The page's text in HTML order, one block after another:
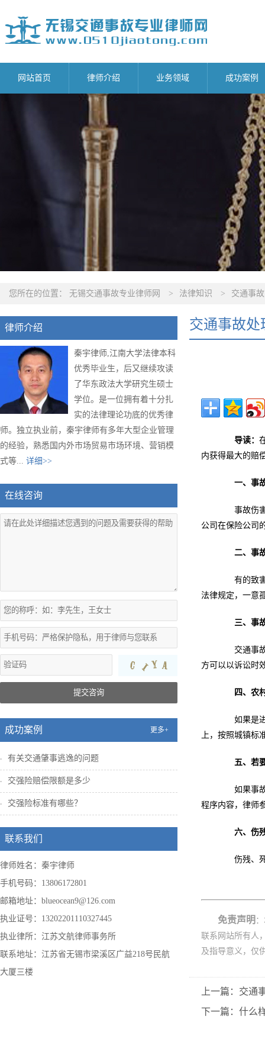
网站首页 律师介绍 业务领域 成功案例
您所在的位置： 无锡交通事故专业律师网 > 法律知识 > 交通事故
律师介绍
秦宇律师,江南大学法律本科
优秀毕业生，后又继续攻读
了华东政法大学研究生硕士
学位。是一位拥有着十分扎
实的法律理论功底的优秀律
师。独立执业前，秦宇律师有多年大型企业管理
的经验，熟悉国内外市场贸易市场环境、营销模
式等... 详细>>
在线咨询
提交咨询
成功案例 更多+
有关交通肇事逃逸的问题
交强险赔偿限额是多少
交强险标准有哪些？
联系我们
律师姓名：秦宇律师
手机号码：13806172801
邮箱地址：blueocean9@126.com
执业证号：13202201110327445
执业律所：江苏文航律师事务所
联系地址：江苏省无锡市梁溪区广益218号民航
大厦三楼
交通事故处
导读：
内获得最大的赔
一、事
事故伤害
公司在保险公司
二、事
有的致害
法律规定，一意
三、事
交通事故
方可以以诉讼时
四、农
如果是进
上，按照城镇标
五、若
如果事故
程序内容，律师
六、伤
伤残、死
免责声明
联系网站所有人
及指导意义，仅
上一篇：交通
下一篇：什么